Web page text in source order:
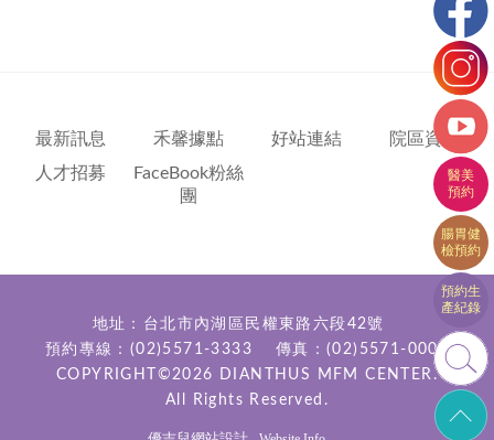
最新訊息 禾馨據點 好站連結
院區資訊
人才招募
FaceBook粉絲
團
地址：台北市內湖區民權東路六段42號
預約專線： (02)5571-3333
傳真：(02)5571-0000
COPYRIGHT©2026
DIANTHUS MFM CENTER.
All Rights Reserved.